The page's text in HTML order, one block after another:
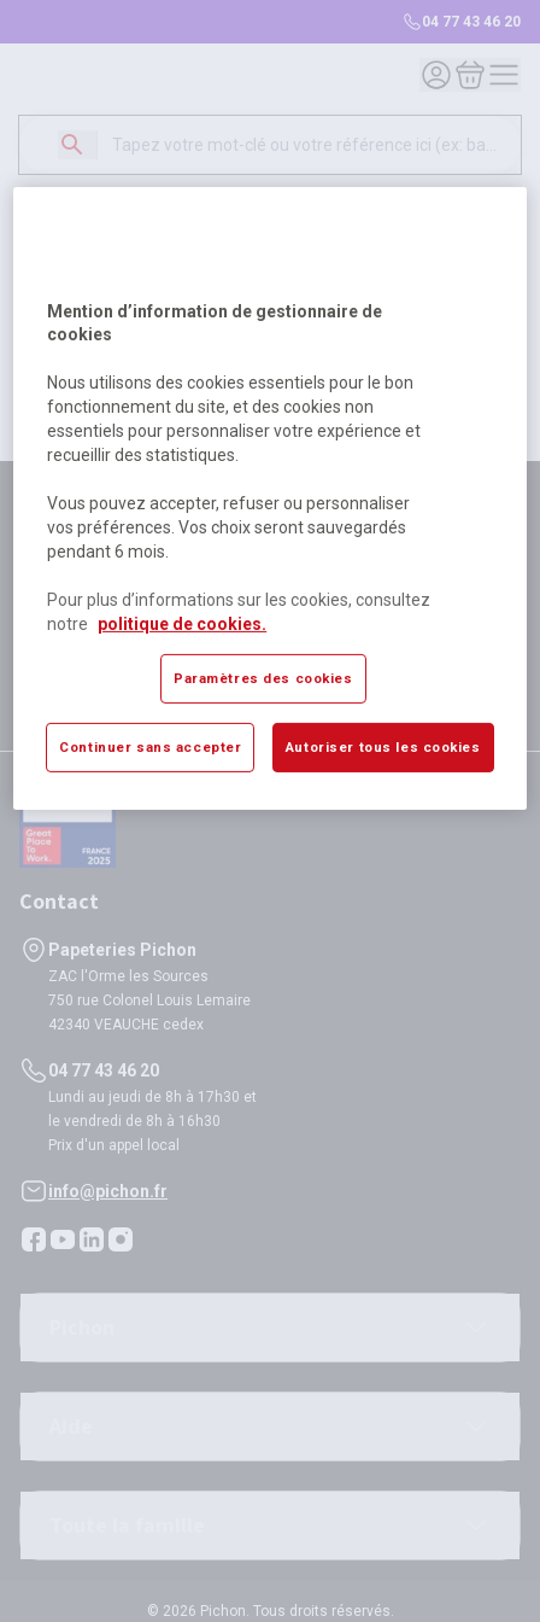
04 77 43 46 20
Mon compte
Mon
500
excuser pour la gêne occasionée.
Retour Retour à l'accueil
Plus de 180 personnes
à votre écoute
Plus de 80 000 références
disponibles
Expédition le jour même
si validation avant 12h
satisfaction totale
Contact
Papeteries Pichon
ZAC l'Orme les Sources
750 rue Colonel Louis Lemaire
42340 VEAUCHE cedex
04 77 43 46 20
Lundi au jeudi de 8h à 17h30 et
le vendredi de 8h à 16h30
Prix d'un appel local
info@pichon.fr
© 2026 Pichon. Tous droits réservés.
Mention d’information de gestionnaire de
cookies
Nous utilisons des cookies essentiels pour le bon
fonctionnement du site, et des cookies non
essentiels pour personnaliser votre expérience et
recueillir des statistiques.
Vous pouvez accepter, refuser ou personnaliser
vos préférences. Vos choix seront sauvegardés
pendant 6 mois.
Pour plus d’informations sur les cookies, consultez
notre
politique de cookies.
Paramètres des cookies
Continuer sans accepter Autoriser tous les cookies